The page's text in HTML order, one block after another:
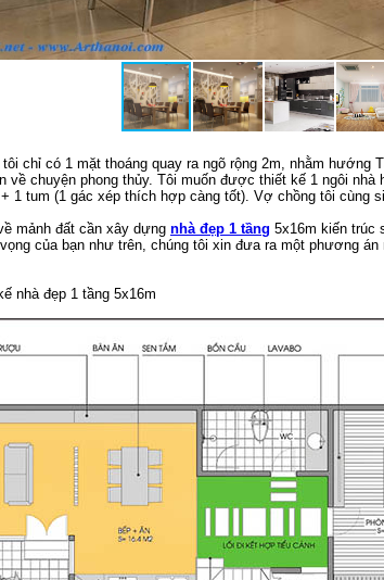
chỉ có 1 mặt thoáng quay ra ngõ rộng 2m, nhằm
về chuyện phong thủy. Tôi muốn được thiết kế 1 ngôi nhà
1 tum (1 gác xép thích hợp càng tốt). Vợ chồng tôi cùng
mảnh đất cần xây dựng nhà đẹp 1 tầng 5x16m kiến trúc
của bạn như trên, chúng tôi xin đưa ra một phương
nhà đẹp 1 tầng 5x16m